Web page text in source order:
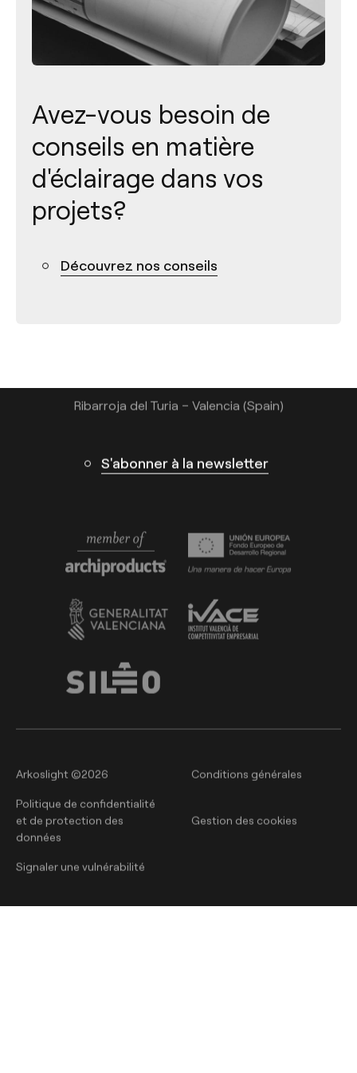
Avez-vous besoin de
conseils en matière
d'éclairage dans vos
projets?
Découvrez nos conseils
Tel.: +34 961 667 207
Ribarroja del Turia – Valencia (Spain)
S'abonner à la newsletter
Arkoslight ©2026 Conditions générales
Politique de confidentialité
et de protection des
données
Gestion des cookies
Signaler une vulnérabilité